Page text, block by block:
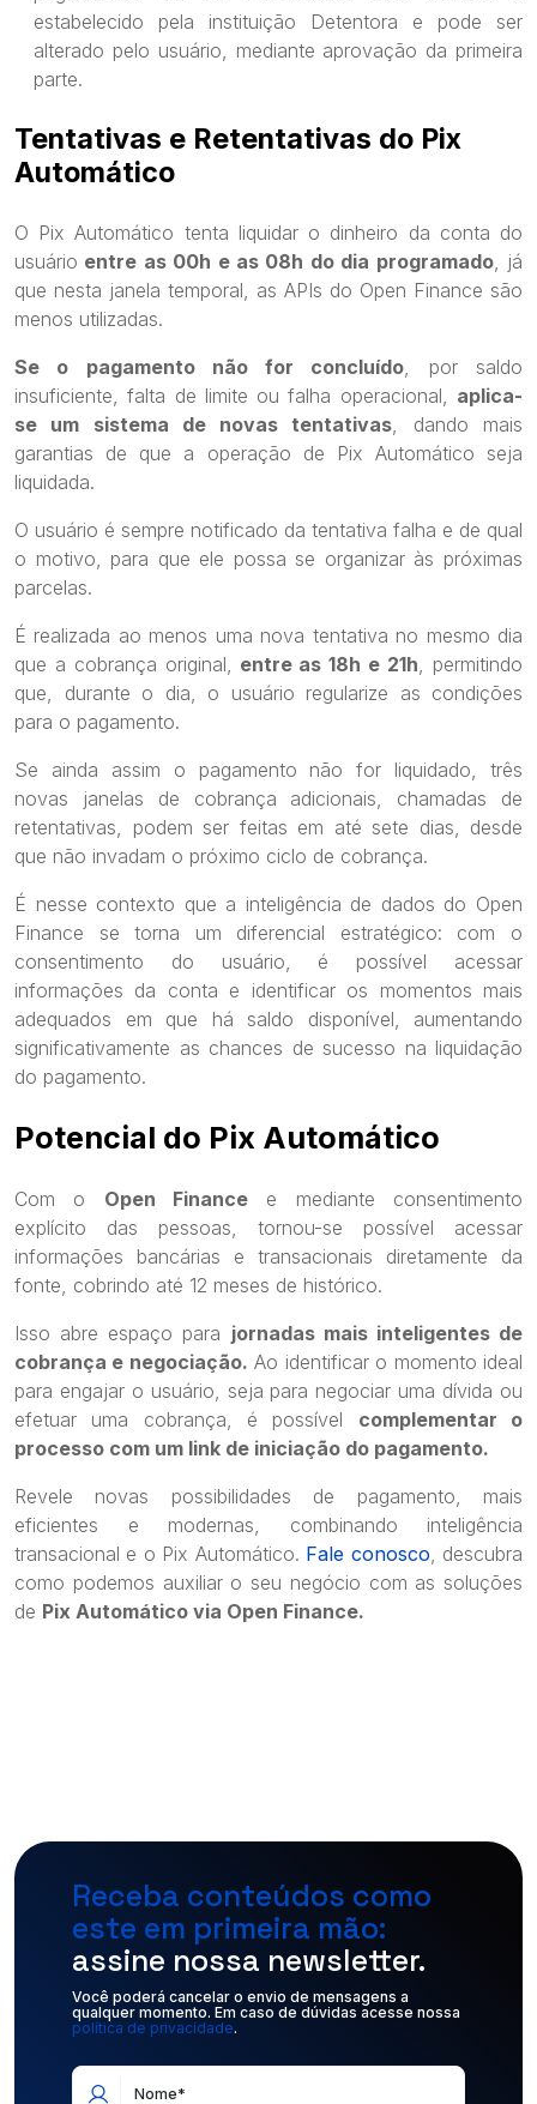
estabelecido pela instituição Detentora e pode ser
alterado pelo usuário, mediante aprovação da primeira
parte.
Tentativas e Retentativas do Pix
Automático
O Pix Automático tenta liquidar o dinheiro da conta do
usuário entre as 00h e as 08h do dia programado, já
que nesta janela temporal, as APIs do Open Finance são
menos utilizadas.
Se o pagamento não for concluído, por saldo
insuficiente, falta de limite ou falha operacional, aplica-
se um sistema de novas tentativas, dando mais
garantias de que a operação de Pix Automático seja
liquidada.
O usuário é sempre notificado da tentativa falha e de qual
o motivo, para que ele possa se organizar às próximas
parcelas.
É realizada ao menos uma nova tentativa no mesmo dia
que a cobrança original, entre as 18h e 21h, permitindo
que, durante o dia, o usuário regularize as condições
para o pagamento.
Se ainda assim o pagamento não for liquidado, três
novas janelas de cobrança adicionais, chamadas de
retentativas, podem ser feitas em até sete dias, desde
que não invadam o próximo ciclo de cobrança.
É nesse contexto que a inteligência de dados do Open
Finance se torna um diferencial estratégico: com o
consentimento do usuário, é possível acessar
informações da conta e identificar os momentos mais
adequados em que há saldo disponível, aumentando
significativamente as chances de sucesso na liquidação
do pagamento.
Potencial do Pix Automático
Com o Open Finance e mediante consentimento
explícito das pessoas, tornou-se possível acessar
informações bancárias e transacionais diretamente da
fonte, cobrindo até 12 meses de histórico.
Isso abre espaço para jornadas mais inteligentes de
cobrança e negociação. Ao identificar o momento ideal
para engajar o usuário, seja para negociar uma dívida ou
efetuar uma cobrança, é possível complementar o
processo com um link de iniciação do pagamento.
Revele novas possibilidades de pagamento, mais
eficientes e modernas, combinando inteligência
transacional e o Pix Automático. Fale conosco, descubra
como podemos auxiliar o seu negócio com as soluções
de Pix Automático via Open Finance.
Receba conteúdos como
este em primeira mão:
assine nossa newsletter.
Você poderá cancelar o envio de mensagens a
política de privacidade.
Nome*